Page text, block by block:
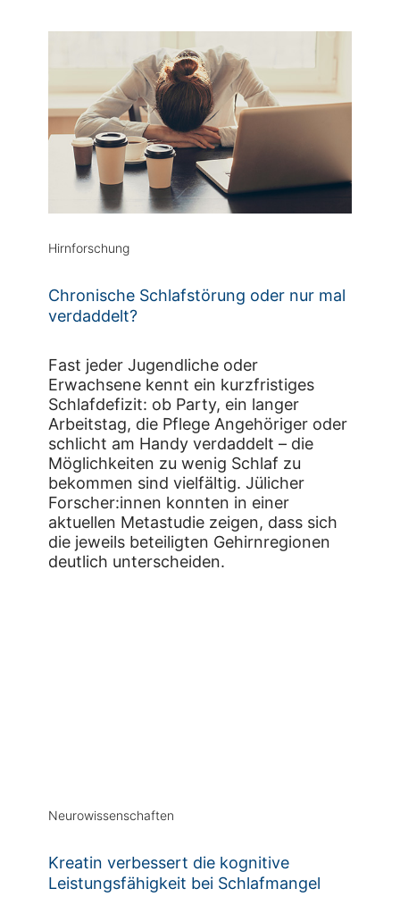
Hirnforschung
Chronische Schlafstörung oder nur mal
verdaddelt?
Fast jeder Jugendliche oder
Erwachsene kennt ein kurzfristiges
Schlafdefizit: ob Party, ein langer
Arbeitstag, die Pflege Angehöriger oder
schlicht am Handy verdaddelt – die
Möglichkeiten zu wenig Schlaf zu
bekommen sind vielfältig. Jülicher
Forscher:innen konnten in einer
aktuellen Metastudie zeigen, dass sich
die jeweils beteiligten Gehirnregionen
deutlich unterscheiden.
Neurowissenschaften
Kreatin verbessert die kognitive
Leistungsfähigkeit bei Schlafmangel